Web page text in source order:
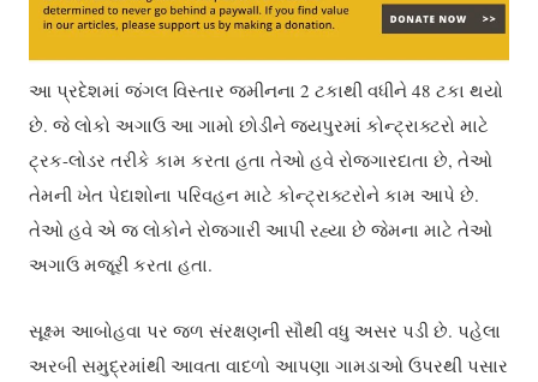
આ પ્રદેશમાં જંગલ વિસ્તાર જમીનના 2 ટકાથી વધીને 48 ટકા થયો
છે. જે લોકો અગાઉ આ ગામો છોડીને જયપુરમાં કોન્ટ્રાક્ટરો માટે
ટ્રક-લોડર તરીકે કામ કરતા હતા તેઓ હવે રોજગારદાતા છે, તેઓ
તેમની ખેત પેદાશોના પરિવહન માટે કોન્ટ્રાક્ટરોને કામ આપે છે.
તેઓ હવે એ જ લોકોને રોજગારી આપી રહ્યા છે જેમના માટે તેઓ
અગાઉ મજૂરી કરતા હતા.
સૂક્ષ્મ આબોહવા પર જળ સંરક્ષણની સૌથી વધુ અસર પડી છે. પહેલા
અરબી સમુદ્રમાંથી આવતા વાદળો આપણા ગામડાઓ ઉપરથી પસાર